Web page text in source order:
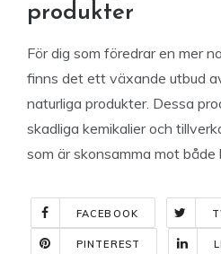
produkter
För dig som föredrar en mer
finns det ett växande utbud
naturliga produkter. Dessa
skadliga kemikalier och
som är skonsamma mot både
FACEBOOK
PINTEREST